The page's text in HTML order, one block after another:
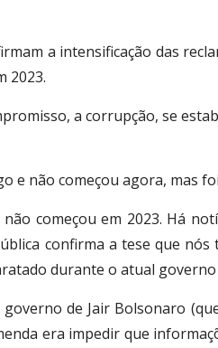
a intensificação das
2023.
a corrupção, se
e não começou agora, mas
começou em 2023. Há
confirma a tese que
durante o atual governo
de Jair Bolsonaro
era impedir que